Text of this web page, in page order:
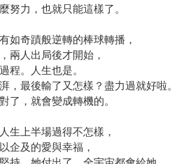
努力，也就只能這樣了。
如奇蹟般逆轉的棒球轉播，
兩人出局後才開始，
程。人生也是。
，最後輸了又怎樣？盡力過就好啦。
了，就會變成轉機的。
生上半場過得不怎樣，
企及的愛與幸福，